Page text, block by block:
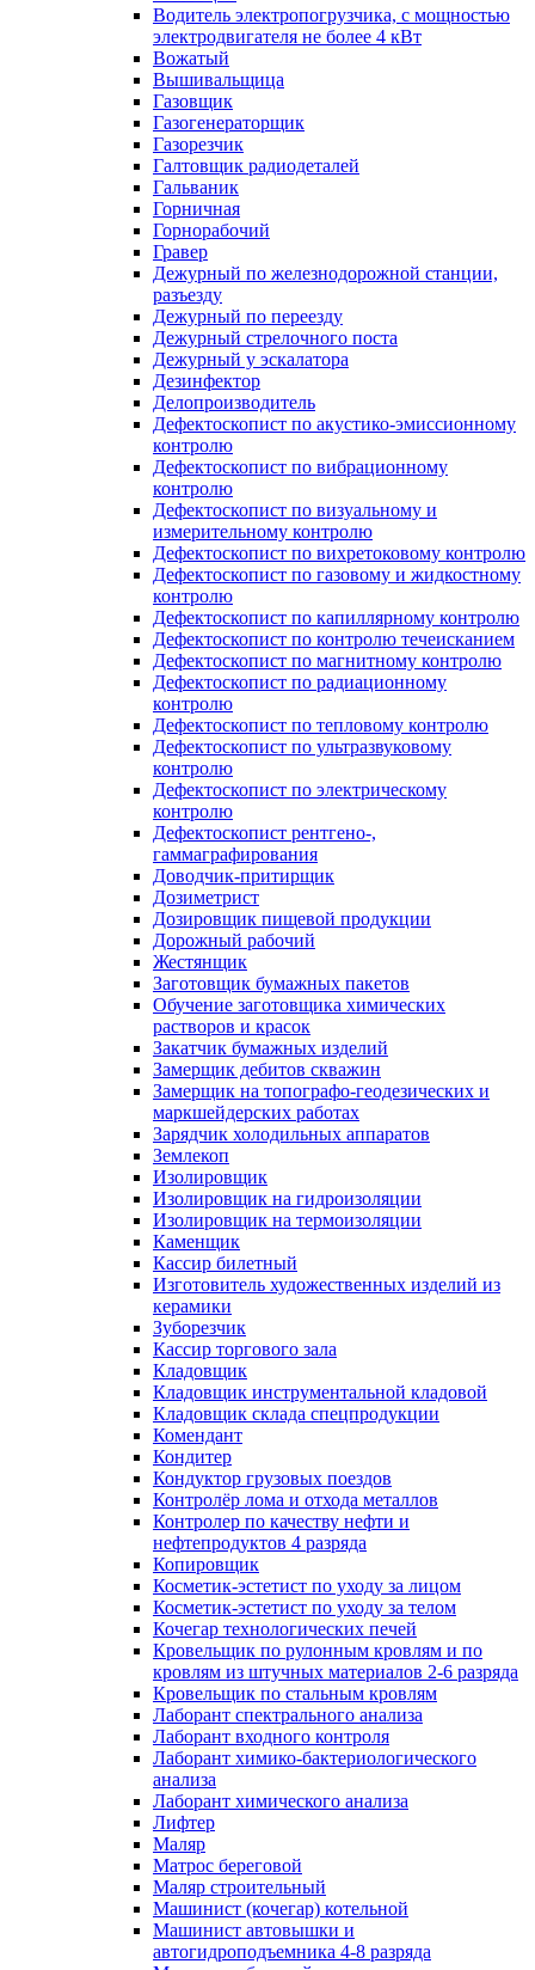
Водитель электропогрузчика, с мощностью
электродвигателя не более 4 кВт
Вожатый
Вышивальщица
Газовщик
Газогенераторщик
Газорезчик
Галтовщик радиодеталей
Гальваник
Горничная
Горнорабочий
Гравер
Дежурный по железнодорожной станции,
разъезду
Дежурный по переезду
Дежурный стрелочного поста
Дежурный у эскалатора
Дезинфектор
Делопроизводитель
Дефектоскопист по акустико-эмиссионному
контролю
Дефектоскопист по вибрационному
контролю
Дефектоскопист по визуальному и
измерительному контролю
Дефектоскопист по вихретоковому контролю
Дефектоскопист по газовому и жидкостному
контролю
Дефектоскопист по капиллярному контролю
Дефектоскопист по контролю течеисканием
Дефектоскопист по магнитному контролю
Дефектоскопист по радиационному
контролю
Дефектоскопист по тепловому контролю
Дефектоскопист по ультразвуковому
контролю
Дефектоскопист по электрическому
контролю
Дефектоскопист рентгено-,
гаммаграфирования
Доводчик-притирщик
Дозиметрист
Дозировщик пищевой продукции
Дорожный рабочий
Жестянщик
Заготовщик бумажных пакетов
Обучение заготовщика химических
растворов и красок
Закатчик бумажных изделий
Замерщик дебитов скважин
Замерщик на топографо-геодезических и
маркшейдерских работах
Зарядчик холодильных аппаратов
Землекоп
Изолировщик
Изолировщик на гидроизоляции
Изолировщик на термоизоляции
Каменщик
Кассир билетный
Изготовитель художественных изделий из
керамики
Зуборезчик
Кассир торгового зала
Кладовщик
Кладовщик инструментальной кладовой
Кладовщик склада спецпродукции
Комендант
Кондитер
Кондуктор грузовых поездов
Контролёр лома и отхода металлов
Контролер по качеству нефти и
нефтепродуктов 4 разряда
Копировщик
Косметик-эстетист по уходу за лицом
Косметик-эстетист по уходу за телом
Кочегар технологических печей
Кровельщик по рулонным кровлям и по
кровлям из штучных материалов 2-6 разряда
Кровельщик по стальным кровлям
Лаборант спектрального анализа
Лаборант входного контроля
Лаборант химико-бактериологического
анализа
Лаборант химического анализа
Лифтер
Маляр
Матрос береговой
Маляр строительный
Машинист (кочегар) котельной
Машинист автовышки и
автогидроподъемника 4-8 разряда